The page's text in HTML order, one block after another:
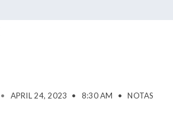
• APRIL 24, 2023 • 8:30 AM • NOTAS